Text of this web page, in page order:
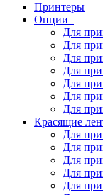
Принтеры
Опции
Для
Для
Для
Для
Для
Для
Для
Красящие
Для
Для
Для
Для
Для